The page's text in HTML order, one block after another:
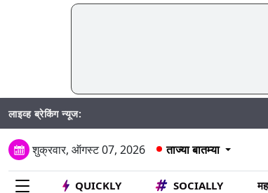
लाइव्ह ब्रेकिंग न्यूज:
शुक्रवार, ऑगस्ट 07, 2026 ताज्या बातम्या
QUICKLY SOCIALLY